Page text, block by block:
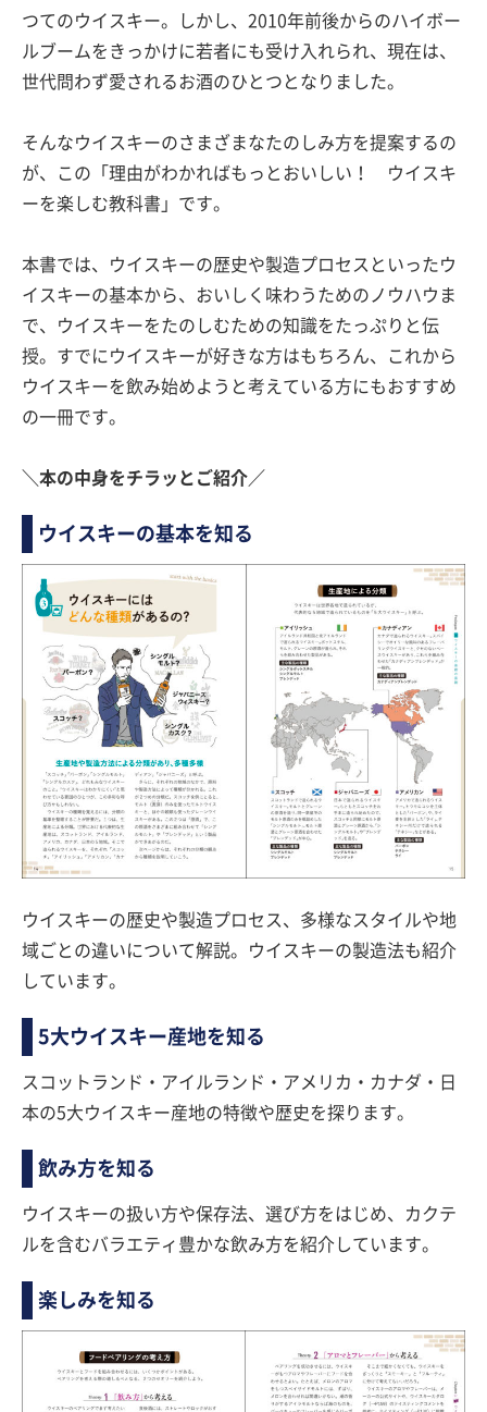
つてのウイスキー。しかし、2010年前後からのハイボー
ルブームをきっかけに若者にも受け入れられ、現在は、
世代問わず愛されるお酒のひとつとなりました。
そんなウイスキーのさまざまなたのしみ方を提案するの
が、この「理由がわかればもっとおいしい！ ウイスキ
ーを楽しむ教科書」です。
本書では、ウイスキーの歴史や製造プロセスといったウ
イスキーの基本から、おいしく味わうためのノウハウま
で、ウイスキーをたのしむための知識をたっぷりと伝
授。すでにウイスキーが好きな方はもちろん、これから
ウイスキーを飲み始めようと考えている方にもおすすめ
の一冊です。
＼本の中身をチラッとご紹介／
ウイスキーの基本を知る
ウイスキーの歴史や製造プロセス、多様なスタイルや地
域ごとの違いについて解説。ウイスキーの製造法も紹介
しています。
5大ウイスキー産地を知る
スコットランド・アイルランド・アメリカ・カナダ・日
本の5大ウイスキー産地の特徴や歴史を探ります。
飲み方を知る
ウイスキーの扱い方や保存法、選び方をはじめ、カクテ
ルを含むバラエティ豊かな飲み方を紹介しています。
楽しみを知る